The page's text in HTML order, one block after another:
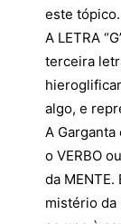
este tópico.
A LETRA
terceira
algo, e
A
o VERBO
da MENTE.
mistério da